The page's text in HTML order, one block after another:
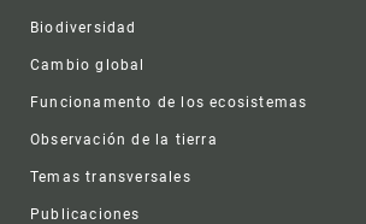
Biodiversidad
Cambio global
Funcionamento de los ecosistemas
Observación de la tierra
Temas transversales
Publicaciones